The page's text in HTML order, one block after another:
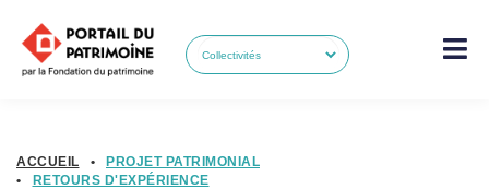
ACCUEIL •
PROJET PATRIMONIAL
•
RETOURS D'EXPÉRIENCE